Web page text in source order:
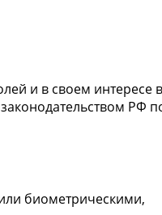
и в своем интересе
РФ
биометрическими,